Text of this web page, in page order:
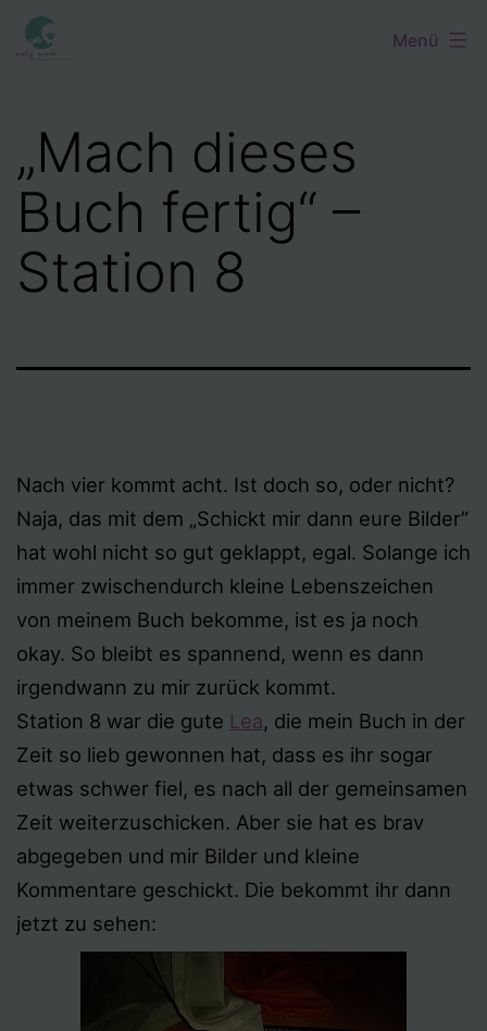
Zum
Inhalt
Menü
„Mach dieses
Buch fertig“ –
Station 8
Nach vier kommt acht. Ist doch so, oder nicht?
Naja, das mit dem „Schickt mir dann eure Bilder“
hat wohl nicht so gut geklappt, egal. Solange ich
immer zwischendurch kleine Lebenszeichen
von meinem Buch bekomme, ist es ja noch
okay. So bleibt es spannend, wenn es dann
irgendwann zu mir zurück kommt.
Station 8 war die gute Lea, die mein Buch in der
Zeit so lieb gewonnen hat, dass es ihr sogar
etwas schwer fiel, es nach all der gemeinsamen
Zeit weiterzuschicken. Aber sie hat es brav
abgegeben und mir Bilder und kleine
Kommentare geschickt. Die bekommt ihr dann
jetzt zu sehen: